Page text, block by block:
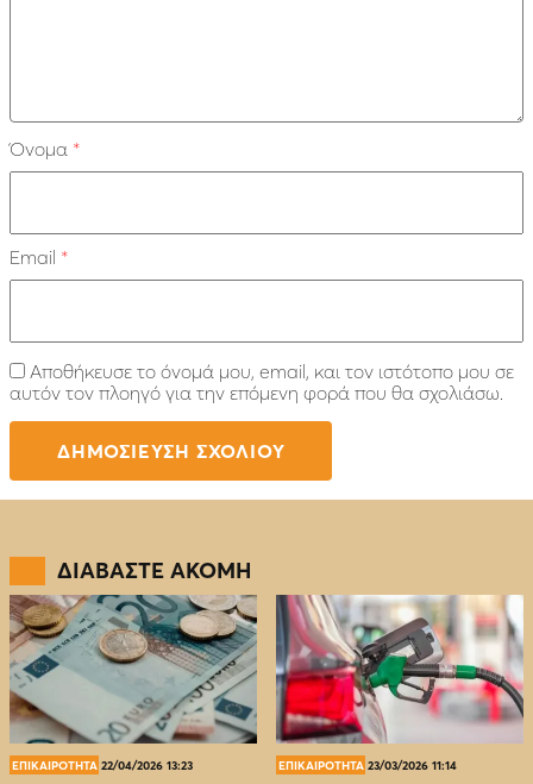
Όνομα *
Email *
Αποθήκευσε το όνομά μου, email, και τον ιστότοπο μου σε
αυτόν τον πλοηγό για την επόμενη φορά που θα σχολιάσω.
ΔΙΑΒΑΣΤΕ ΑΚΟΜΗ
ΕΠΙΚΑΙΡΟΤΗΤΑ 22/04/2026 13:23 ΕΠΙΚΑΙΡΟΤΗΤΑ 23/03/2026 11:14